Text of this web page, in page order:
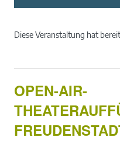
Diese Veranstaltung hat
OPEN-AIR-